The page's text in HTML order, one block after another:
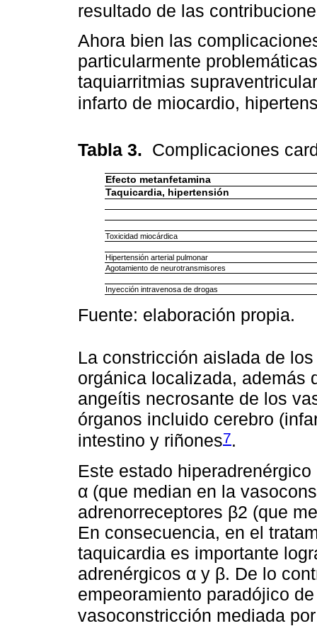
resultado de las
Ahora bien las
particularmente
taquiarritmias
infarto de miocardio,
Tabla 3. Complicaciones
Efecto metanfetamina
Taquicardia, hipertensión
Toxicidad miocárdica
Hipertensión arterial pulmonar
Agotamiento de neurotransmisores
Inyección intravenosa de drogas
Fuente: elaboración propia.
La constricción aislada de
orgánica localizada, además
angeítis necrosante de los
órganos incluido cerebro
intestino y riñones7.
Este estado
α (que median en la
adrenorreceptores β2 (que
En consecuencia, en el
taquicardia es importante
adrenérgicos α y β. De lo
empeoramiento paradójico
vasoconstricción mediada